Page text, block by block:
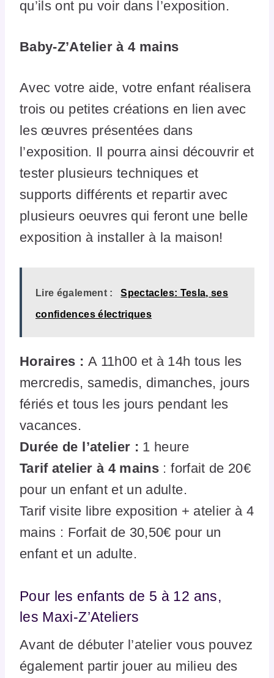
qu’ils ont pu voir dans l’exposition.
Baby-Z’Atelier à 4 mains
Avec votre aide, votre enfant réalisera
trois ou petites créations en lien avec
les œuvres présentées dans
l’exposition. Il pourra ainsi découvrir et
tester plusieurs techniques et
supports différents et repartir avec
plusieurs oeuvres qui feront une belle
exposition à installer à la maison!
Lire également : Spectacles: Tesla, ses
confidences électriques
Horaires : A 11h00 et à 14h tous les
mercredis, samedis, dimanches, jours
fériés et tous les jours pendant les
vacances.
Durée de l’atelier : 1 heure
Tarif atelier à 4 mains : forfait de 20€
pour un enfant et un adulte.
Tarif visite libre exposition + atelier à 4
mains : Forfait de 30,50€ pour un
enfant et un adulte.
Pour les enfants de 5 à 12 ans,
les Maxi-Z’Ateliers
Avant de débuter l’atelier vous pouvez
également partir jouer au milieu des